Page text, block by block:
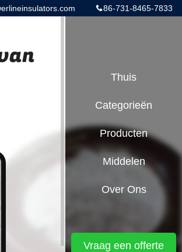
86-731-8465-7833
Thuis
Categorieën
Producten
Middelen
Over Ons
Vraag een offerte